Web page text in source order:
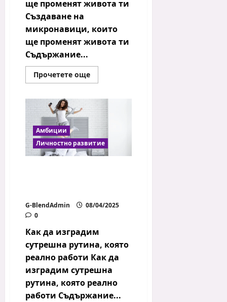
ще променят живота ти
Създаване на
микронавици, които
ще променят живота ти
Съдържание...
Прочетете ощеRead
more
микронавици,
които
променят
живота
ти
Амбиции
Личностно развитие
G-BlendAdmin
08/04/2025
0
Как да изградим
сутрешна рутина, която
реално работи Как да
изградим сутрешна
рутина, която реално
работи Съдържание...